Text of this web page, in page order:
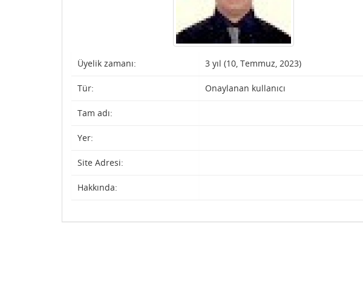
Üyelik zamanı: 3 yıl (10, Temmuz, 2023)
Tür: Onaylanan kullanıcı
Tam adı:
Yer:
Site Adresi:
Hakkında: